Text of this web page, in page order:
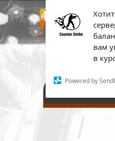
вам
в
Powered by